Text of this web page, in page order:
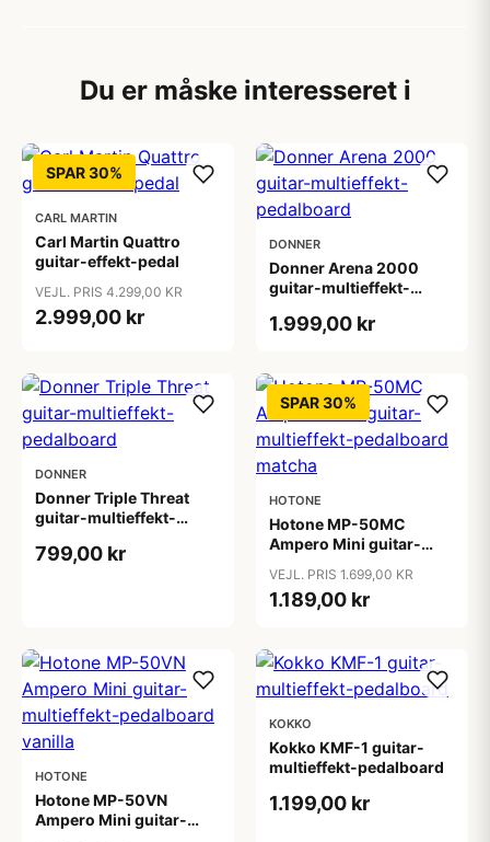
Du er måske interesseret i
SPAR 30%
CARL MARTIN
Carl Martin Quattro
guitar-effekt-pedal
VEJL. PRIS 4.299,00 KR
2.999,00 kr
DONNER
Donner Arena 2000
guitar-multieffekt-
1.999,00 kr
DONNER
Donner Triple Threat
guitar-multieffekt-
799,00 kr
SPAR 30%
HOTONE
Hotone MP-50MC
Ampero Mini guitar-
matcha
VEJL. PRIS 1.699,00 KR
1.189,00 kr
HOTONE
Hotone MP-50VN
Ampero Mini guitar-
KOKKO
Kokko KMF-1 guitar-
multieffekt-pedalboard
1.199,00 kr